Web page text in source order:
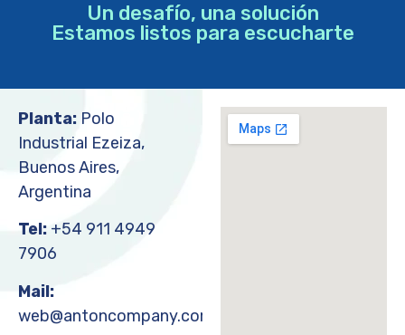
Un desafío, una solución
Estamos listos para escucharte
Planta: Polo
Industrial Ezeiza,
Buenos Aires,
Argentina
Tel: +54 911 4949
7906
Mail:
web@antoncompany.com.ar